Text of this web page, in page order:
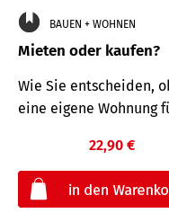
BAUEN + WOHNEN
Mieten oder kaufen?
Wie Sie entscheiden,
eine eigene Wohnung
22,90 €